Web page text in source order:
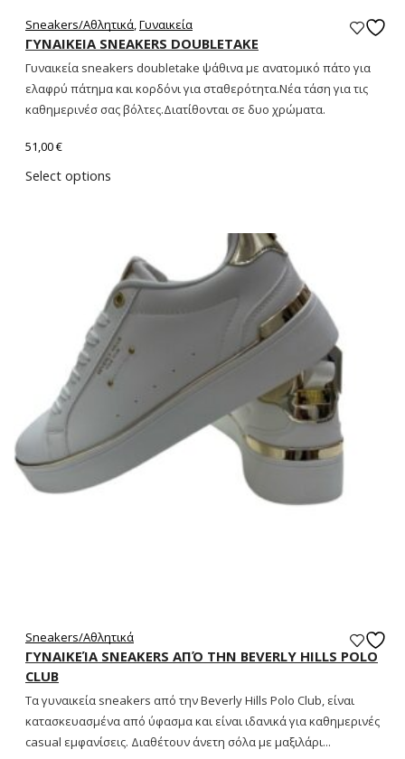
Sneakers/Aθλητικά,Γυναικεία
ΓΥΝΑΙΚΕΙΑ SNEAKERS DOUBLETAKE
Γυναικεία sneakers doubletake ψάθινα με ανατομικό πάτο για
ελαφρύ πάτημα και κορδόνι για σταθερότητα.Νέα τάση για τις
καθημερινέσ σας βόλτες.Διατίθονται σε δυο χρώματα.
51,00€
Select options
Sneakers/Aθλητικά
ΓΥΝΑΙΚΕΊΑ SNEAKERS ΑΠΌ ΤΗΝ BEVERLY HILLS POLO
CLUB
Τα γυναικεία sneakers από την Beverly Hills Polo Club, είναι
κατασκευασμένα από ύφασμα και είναι ιδανικά για καθημερινές
casual εμφανίσεις. Διαθέτουν άνετη σόλα με μαξιλάρι...